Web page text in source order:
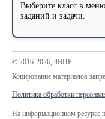
Выберите класс в
заданий и задачи.
© 2016-2026, 4ВПР.
Копирование материалов
Политика обработки
На информационном ресурсе